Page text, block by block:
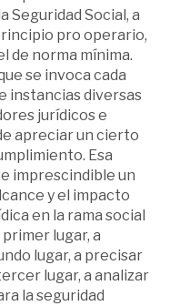
Seguridad Social, a
pro operario,
de norma mínima.
se invoca cada
instancias diversas
jurídicos e
apreciar un cierto
Esa
imprescindible un
y el impacto
en la rama social
lugar, a
lugar, a precisar
lugar, a analizar
la seguridad